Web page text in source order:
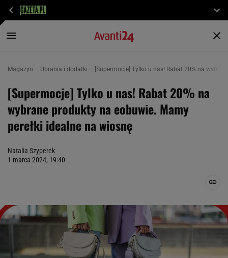
Magazyn Ubrania i dodatki [Supermocje] Tylko u nas! Rabat 20% na
[Supermocje] Tylko u nas! Rabat 20% na
wybrane produkty na eobuwie. Mamy
perełki idealne na wiosnę
Natalia Szyperek
1 marca 2024, 19:40